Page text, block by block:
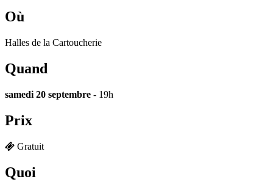
Où
Halles de la Cartoucherie
Quand
samedi 20 septembre - 19h
Prix
Gratuit
Quoi